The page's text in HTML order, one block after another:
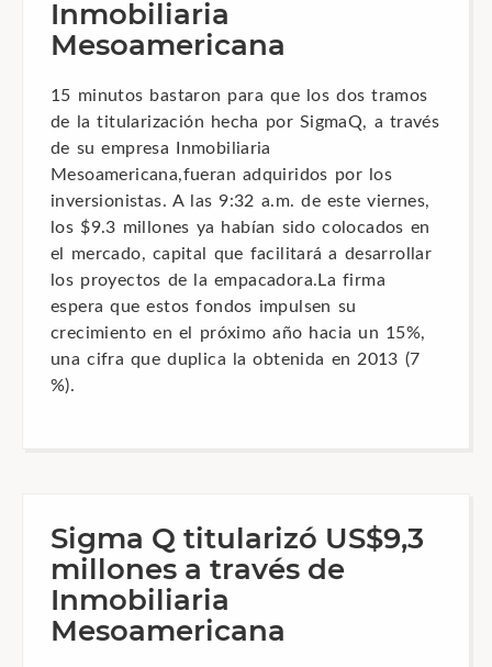
Inmobiliaria
Mesoamericana
15 minutos bastaron para que los dos tramos
de la titularización hecha por SigmaQ, a través
de su empresa Inmobiliaria
Mesoamericana,fueran adquiridos por los
inversionistas. A las 9:32 a.m. de este viernes,
los $9.3 millones ya habían sido colocados en
el mercado, capital que facilitará a desarrollar
los proyectos de la empacadora.La firma
espera que estos fondos impulsen su
crecimiento en el próximo año hacia un 15%,
una cifra que duplica la obtenida en 2013 (7
%).
Sigma Q titularizó US$9,3
millones a través de
Inmobiliaria
Mesoamericana